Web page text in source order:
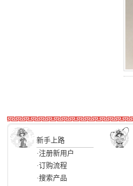
新手上路
·注册新用户
·订购流程
·搜索产品